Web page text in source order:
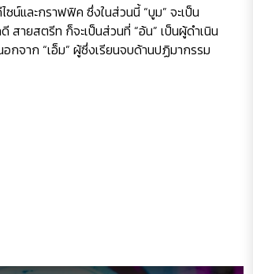
และกราฟฟิค ซึ่งในส่วนนี้ “บูม” จะเป็น
ายสตรีท ก็จะเป็นส่วนที่ “อ้น” เป็นผู้ดำเนิน
อกจาก “เอ็ม” ผู้ซึ่งเรียนจบด้านปฏิมากรรม